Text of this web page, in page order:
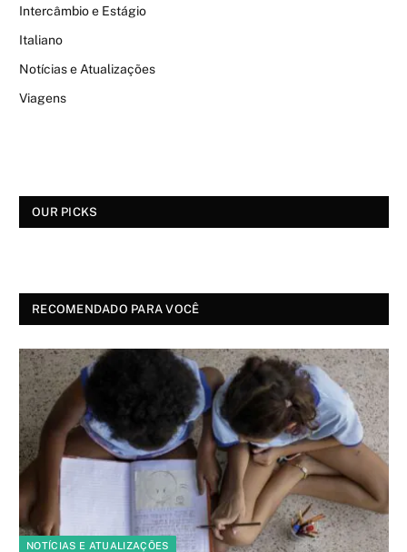
Intercâmbio e Estágio
Italiano
Notícias e Atualizações
Viagens
OUR PICKS
RECOMENDADO PARA VOCÊ
NOTÍCIAS E ATUALIZAÇÕES